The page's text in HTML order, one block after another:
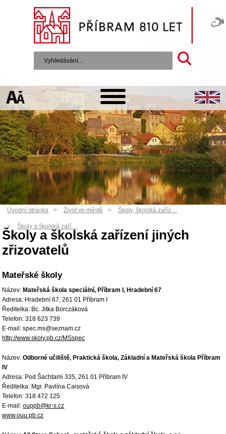
Úvodní stránka Život ve městě Školy, školská zaříz…
Školy a školská zaří…
Školy a školská zařízení jiných
zřizovatelů
Mateřské školy
Název: Mateřská škola speciální, Příbram I, Hradební 67
Adresa: Hradební 67, 261 01 Příbram I
Ředitelka: Bc. Jitka Borczáková
Telefon: 318 623 739
E-mail: spec.ms@seznam.cz
http://www.skoly.pb.cz/MSspec
Název:Odborné učiliště, Praktická škola, Základní a Mateřská škola Příbram
IV
Adresa: Pod Šachtami 335, 261 01 Příbram IV
Ředitelka: Mgr. Pavlína Caisová
Telefon: 318 472 125
E-mail:ouppb@kr-s.cz
www.ouu.pb.cz